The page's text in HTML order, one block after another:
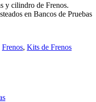
y cilindro de Frenos.
en Bancos de Pruebas
Frenos, Kits de Frenos